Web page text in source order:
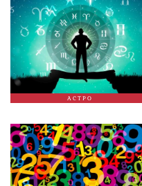
АСТРО